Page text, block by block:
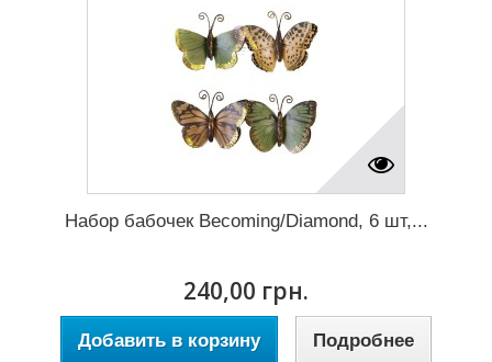
Набор бабочек Becoming/Diamond, 6 шт,...
240,00 грн.
Добавить в корзину Подробнее